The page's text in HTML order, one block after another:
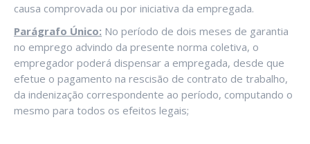
causa comprovada ou por iniciativa da empregada.
Parágrafo Único: No período de dois meses de garantia
no emprego advindo da presente norma coletiva, o
empregador poderá dispensar a empregada, desde que
efetue o pagamento na rescisão de contrato de trabalho,
da indenização correspondente ao período, computando o
mesmo para todos os efeitos legais;